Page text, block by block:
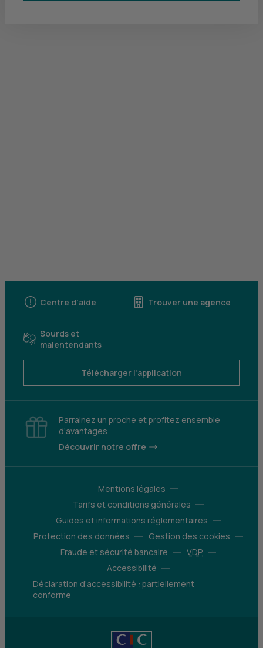
Centre d'aide Trouver une agence
Sourds et
malentendants
Télécharger l'application
Parrainez un proche et profitez ensemble
d’avantages
Découvrir notre offre
Mentions légales
Tarifs et conditions générales
Guides et informations réglementaires
Protection des données
Gestion des cookies
Fraude et sécurité bancaire
VDP
Accessibilité
Déclaration d’accessibilité : partiellement
conforme